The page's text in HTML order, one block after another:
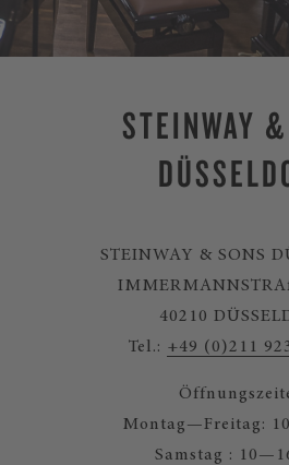
STEINWAY
STEINWAY & SONS
40210
Tel.: +49 (0)211
Montag—Freitag:
Samstag :